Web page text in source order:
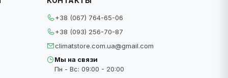
+38 (067) 764-65-06
+38 (093) 256-70-87
climatstore.com.ua@gmail.com
Мы на связи
Пн - Вс: 09:00 - 20:00